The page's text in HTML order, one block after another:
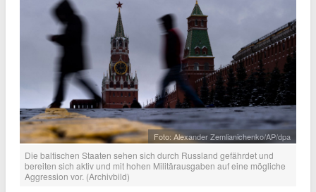
Foto: Alexander Zemlianichenko/AP/dpa
Die baltischen Staaten sehen sich durch Russland gefährdet und
bereiten sich aktiv und mit hohen Militärausgaben auf eine mögliche
Aggression vor. (Archivbild)